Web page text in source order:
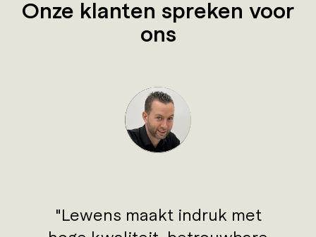
Onze klanten spreken voor
ons
Lewens maakt indruk met